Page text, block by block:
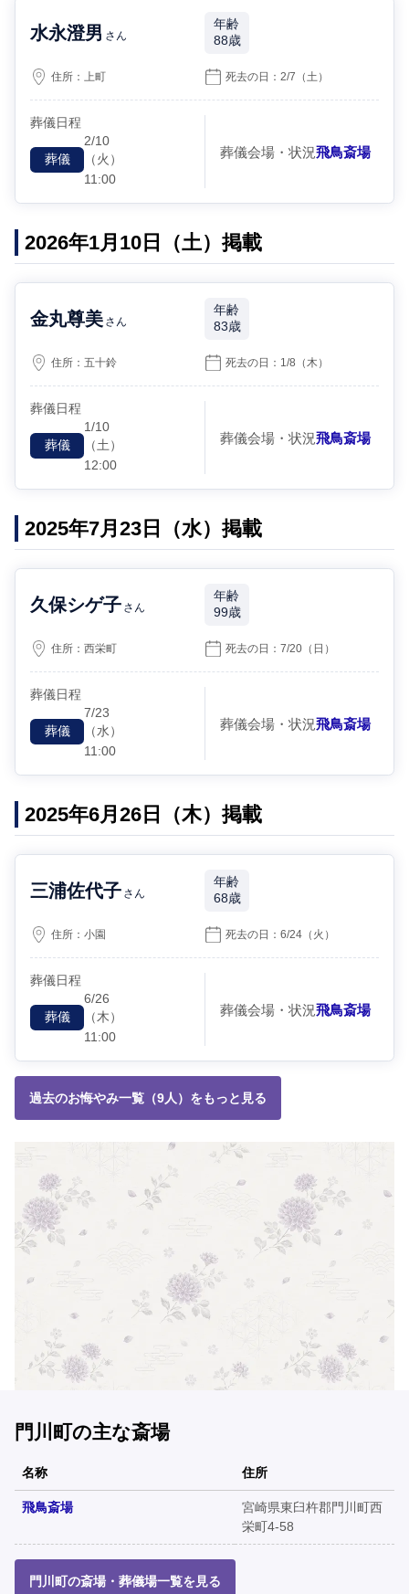
水永澄男 さん
年齢
88歳
住所：上町 死去の日：2/7 （土）
葬儀日程
葬儀
2/10
（火）
11:00
葬儀会場・状況飛鳥斎場
2026年1月10日（土）掲載
金丸尊美 さん
年齢
83歳
住所：五十鈴 死去の日： 1/8 （木）
葬儀日程
葬儀
1/10
（土）
12:00
葬儀会場・状況飛鳥斎場
2025年7月23日（水）掲載
久保シゲ子 さん
年齢
99歳
住所：西栄町 死去の日：7/20 （日）
葬儀日程
葬儀
7/23
（水）
11:00
葬儀会場・状況飛鳥斎場
2025年6月26日（木）掲載
三浦佐代子 さん
年齢
68歳
住所：小園 死去の日：6/24 （火）
葬儀日程
葬儀
6/26
（木）
11:00
葬儀会場・状況飛鳥斎場
過去のお悔やみ一覧（9人）をもっと見る
門川町の主な斎場
名称 住所
飛鳥斎場
宮崎県東臼杵郡門川町西
栄町4-58
門川町の斎場・葬儀場一覧を見る